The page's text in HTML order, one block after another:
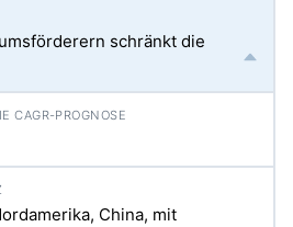
schränkt die
China, mit